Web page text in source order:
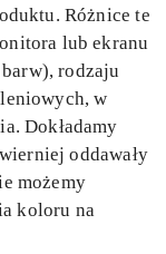
Różnice te
lub ekranu
rodzaju
w
Dokładamy
oddawały
możemy
koloru na